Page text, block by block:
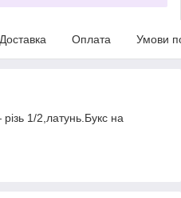
Доставка Оплата Умови
1/2,латунь.Букс на